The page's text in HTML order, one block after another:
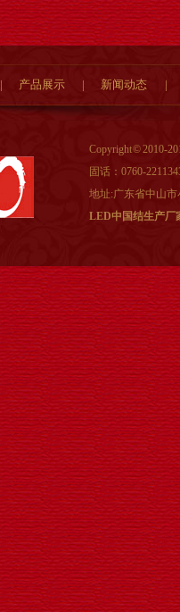
| 产品展示 | 新闻动态 |
Copyright © 2010-
固话：0760-
地址:广东省中山
LED中国结生产厂